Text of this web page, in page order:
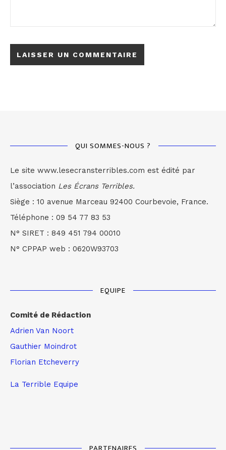
QUI SOMMES-NOUS ?
Le site www.lesecransterribles.com est édité par
l’association Les Écrans Terribles.
Siège : 10 avenue Marceau 92400 Courbevoie, France.
Téléphone : 09 54 77 83 53
N° SIRET : 849 451 794 00010
N° CPPAP web : 0620W93703
EQUIPE
Comité de Rédaction
Adrien Van Noort
Gauthier Moindrot
Florian Etcheverry
La Terrible Equipe